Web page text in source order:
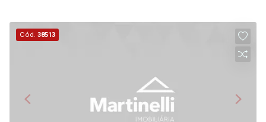
Continuar
Cód.38513